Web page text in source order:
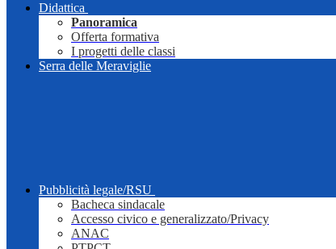
Didattica
Panoramica
Offerta formativa
I progetti delle classi
Serra delle Meraviglie
Pubblicità legale/RSU
Bacheca sindacale
Accesso civico e generalizzato/Privacy
ANAC